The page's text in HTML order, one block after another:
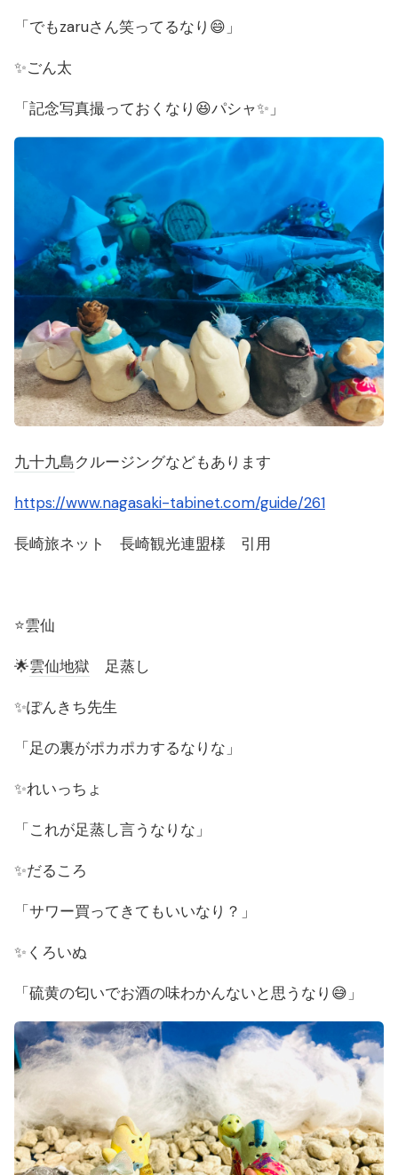
「でもzaruさん笑ってるなり😄」
✨ごん太
「記念写真撮っておくなり😆パシャ✨」
九十九島クルージングなどもあります
https://www.nagasaki-tabinet.com/guide/261
長崎旅ネット 長崎観光連盟様 引用
⭐️雲仙
🌟雲仙地獄 足蒸し
✨ぽんきち先生
「足の裏がポカポカするなりな」
✨れいっちょ
「これが足蒸し言うなりな」
✨だるころ
「サワー買ってきてもいいなり？」
✨くろいぬ
「硫黄の匂いでお酒の味わかんないと思うなり😅」